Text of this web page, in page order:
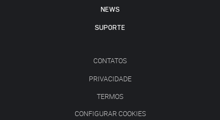
NEWS
SUPORTE
CONTATOS
PRIVACIDADE
TERMOS
CONFIGURAR COOKIES